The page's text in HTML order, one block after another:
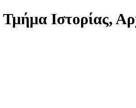
Ιστορίας,